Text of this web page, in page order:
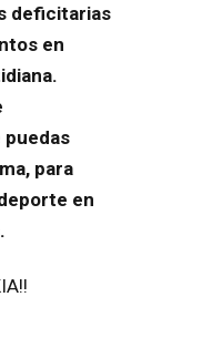
deficitarias
en
para
en